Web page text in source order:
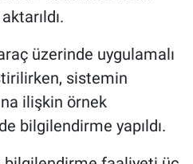
üzerinde uygulamalı
sistemin
ilişkin örnek
bilgilendirme yapıldı.